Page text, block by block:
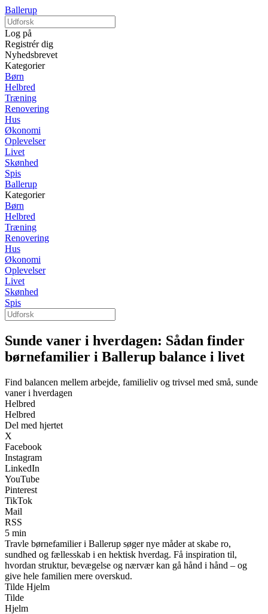
Ballerup
Log på
Registrér dig
Nyhedsbrevet
Kategorier
Børn
Helbred
Træning
Renovering
Hus
Økonomi
Oplevelser
Livet
Skønhed
Spis
Ballerup
Kategorier
Børn
Helbred
Træning
Renovering
Hus
Økonomi
Oplevelser
Livet
Skønhed
Spis
Sunde vaner i hverdagen: Sådan finder
børnefamilier i Ballerup balance i livet
Find balancen mellem arbejde, familieliv og trivsel med små, sunde
vaner i hverdagen
Helbred
Helbred
Del med hjertet
X
Facebook
Instagram
LinkedIn
YouTube
Pinterest
TikTok
Mail
RSS
5 min
Travle børnefamilier i Ballerup søger nye måder at skabe ro,
sundhed og fællesskab i en hektisk hverdag. Få inspiration til,
hvordan struktur, bevægelse og nærvær kan gå hånd i hånd – og
give hele familien mere overskud.
Tilde Hjelm
Tilde
Hjelm